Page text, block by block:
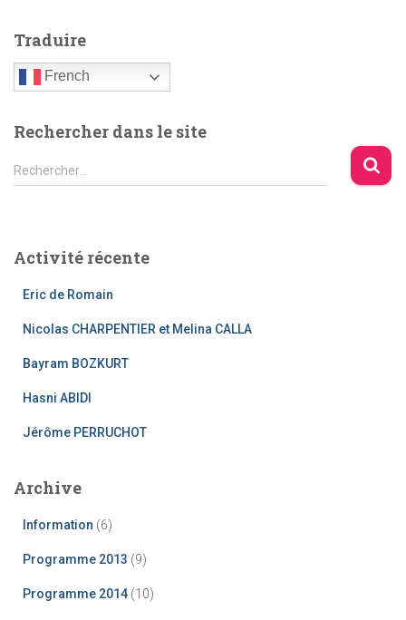
Traduire
French
Rechercher dans le site
R
e
r
Rechercher…
Activité récente
Eric de Romain
Nicolas CHARPENTIER et Melina CALLA
Bayram BOZKURT
Hasni ABIDI
Jérôme PERRUCHOT
Archive
Information (6)
Programme 2013 (9)
Programme 2014 (10)